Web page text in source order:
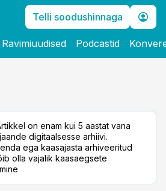
Telli soodushinnaga
Ravimiuudised Podcastid
on enam kui 5 aastat vana
digitaalsesse arhiivi.
ega kaasajasta arhiveeritud
olla vajalik kaasaegsete